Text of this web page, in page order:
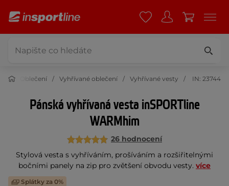
Oblečení Vyhřívané oblečení Vyhřívané vesty IN: 23744
Pánská vyhřívaná vesta inSPORTline
WARMhim
26 hodnocení
Stylová vesta s vyhříváním, prošíváním a rozšiřitelnými
bočními panely na zip pro zvětšení obvodu vesty. více
Splátky za 0%